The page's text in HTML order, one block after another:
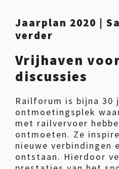
Jaarplan 2020 |
verder
Vrijhaven
discussies
Railforum is bijna 30
ontmoetingsplek
met railvervoer
ontmoeten. Ze
nieuwe verbindingen
ontstaan. Hierdoor